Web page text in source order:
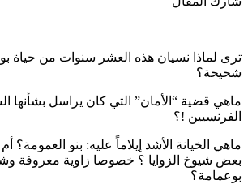
ترى لماذا نسيان هذه العشر سنوات من حياة
شحيحة؟
ماهي قضية “الأمان” التي كان يراسل بشأنها
الفرنسيين !؟
ماهي الخيانة الأشد إيلاماً عليه: بنو
بعض شيوخ الزوايا ؟ خصوصا زاوية معروفة
بوعمامة؟